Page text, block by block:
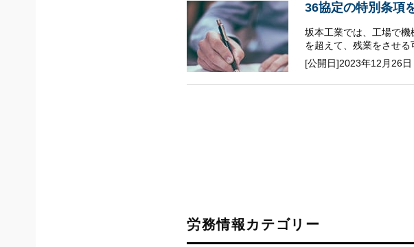
36協定の特別条項
坂本工業では、工場で
を超えて、残業をさせる
[公開日]2023年12月26日
労務情報カテゴリー